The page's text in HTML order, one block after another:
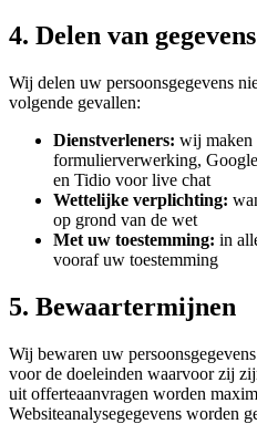
4. Delen van
Wij delen uw persoonsgegevens
volgende gevallen:
Dienstverleners: wij maken
formulierverwerking,
en Tidio voor live chat
Wettelijke verplichting:
op grond van de wet
Met uw toestemming: in
vooraf uw toestemming
5. Bewaartermijnen
Wij bewaren uw
voor de doeleinden waarvoor zij
uit offerteaanvragen worden
Websiteanalysegegevens worden